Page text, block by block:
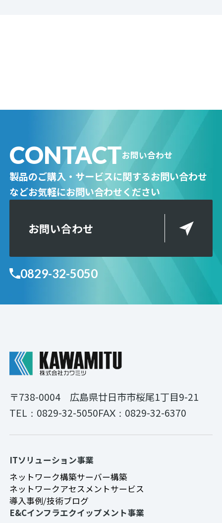
CONTACTお問い合わせ
製品のご購入・サービスに関するお問い合わせ
などお気軽にお問い合わせください
お問い合わせ
0829-32-5050
〒738-0004 広島県廿日市市桜尾1丁目9-21
TEL： 0829-32-5050FAX： 0829-32-6370
ITソリューション事業
ネットワーク構築サーバー構築
ネットワークアセスメントサービス
導入事例/技術ブログ
E&Cインフラエクイップメント事業